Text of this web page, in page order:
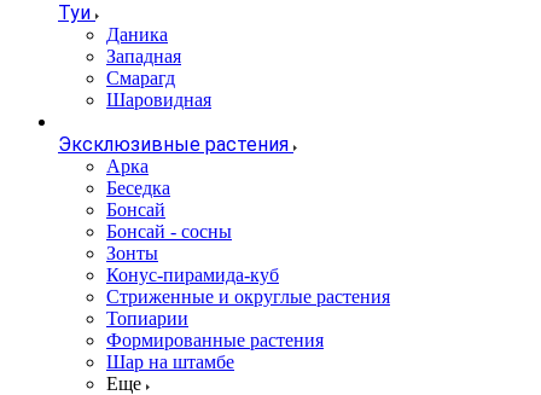
Туи
Даника
Западная
Смарагд
Шаровидная
Эксклюзивные растения
Арка
Беседка
Бонсай
Бонсай - сосны
Зонты
Конус-пирамида-куб
Стриженные и округлые растения
Топиарии
Формированные растения
Шар на штамбе
Еще